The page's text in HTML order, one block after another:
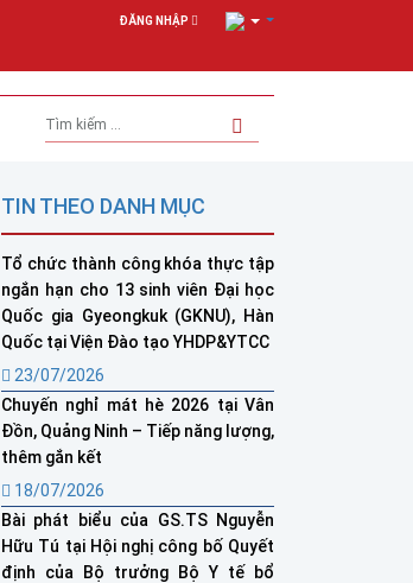
ĐĂNG NHẬP
TIN THEO DANH MỤC
Tổ chức thành công khóa thực tập
ngắn hạn cho 13 sinh viên Đại học
Quốc gia Gyeongkuk (GKNU), Hàn
Quốc tại Viện Đào tạo YHDP&YTCC
23/07/2026
Chuyến nghỉ mát hè 2026 tại Vân
Đồn, Quảng Ninh – Tiếp năng lượng,
thêm gắn kết
18/07/2026
Bài phát biểu của GS.TS Nguyễn
Hữu Tú tại Hội nghị công bố Quyết
định của Bộ trưởng Bộ Y tế bổ